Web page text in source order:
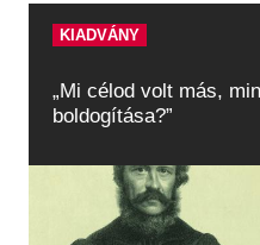
KIADVÁNY
„Mi célod volt más,
boldogítása?”